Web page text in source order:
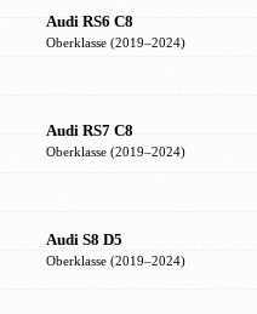
Audi RS6 C8
Oberklasse (2019–2024)
Audi RS7 C8
Oberklasse (2019–2024)
Audi S8 D5
Oberklasse (2019–2024)